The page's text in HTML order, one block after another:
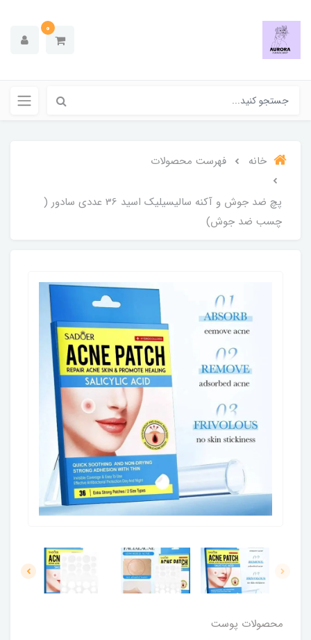
0
خانه فهرست محصولات
پچ ضد جوش و آکنه سالیسیلیک اسید 36 عددی سادور (
چسب ضد جوش)
محصولات پوست